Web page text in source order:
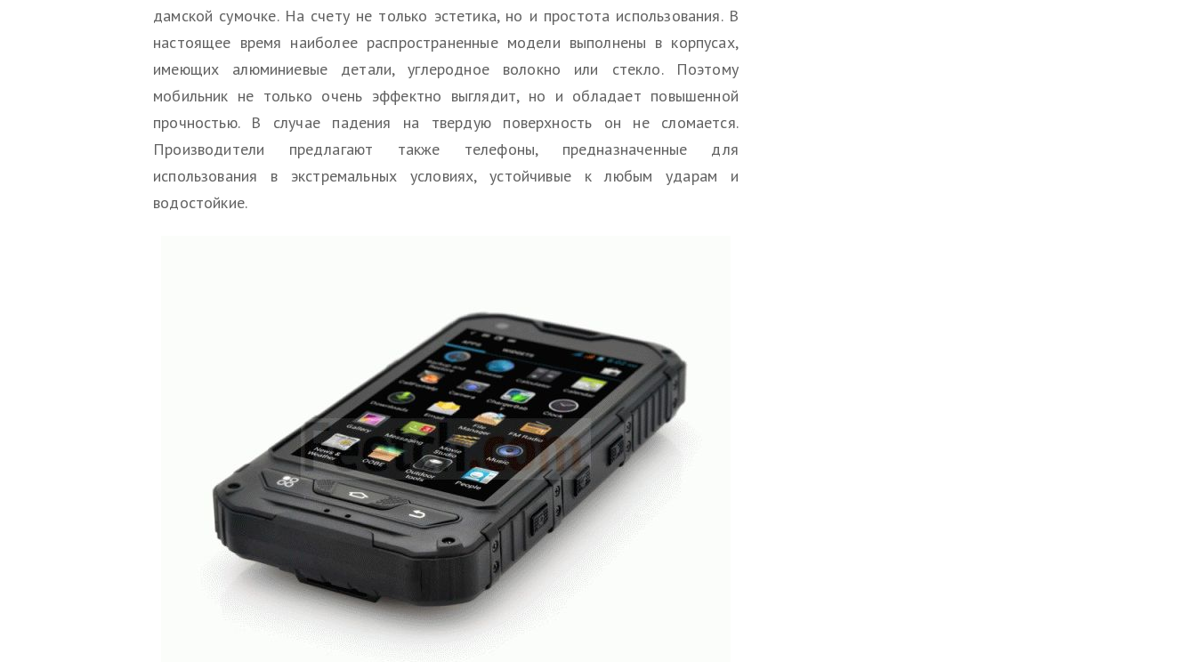
дамской сумочке. На счету не только эстетика, но и простота использования. В
настоящее время наиболее распространенные модели выполнены в корпусах,
имеющих алюминиевые детали, углеродное волокно или стекло. Поэтому
мобильник не только очень эффектно выглядит, но и обладает повышенной
прочностью. В случае падения на твердую поверхность он не сломается.
Производители предлагают также телефоны, предназначенные для
использования в экстремальных условиях, устойчивые к любым ударам и
водостойкие.